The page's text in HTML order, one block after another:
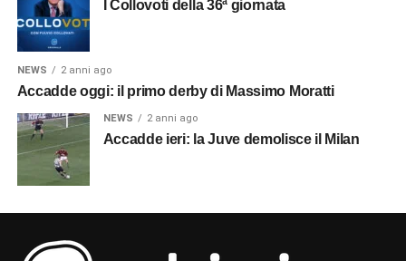
I Collovoti della 36ª giornata
NEWS 2 anni ago
Accadde oggi: il primo derby di Massimo Moratti
NEWS 2 anni ago
Accadde ieri: la Juve demolisce il Milan